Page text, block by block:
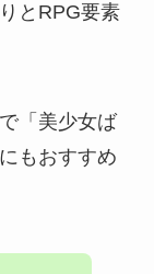
とRPG要素
「美少女ば
もおすすめ